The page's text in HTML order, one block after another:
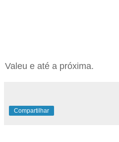
Valeu e até a próxima.
Compartilhar